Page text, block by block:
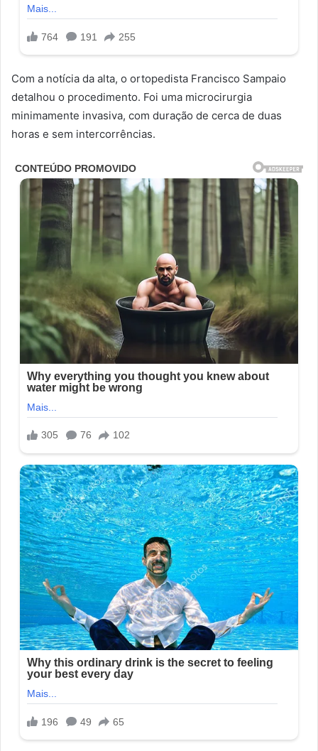
Com a notícia da alta, o ortopedista Francisco Sampaio
detalhou o procedimento. Foi uma microcirurgia
minimamente invasiva, com duração de cerca de duas
horas e sem intercorrências.